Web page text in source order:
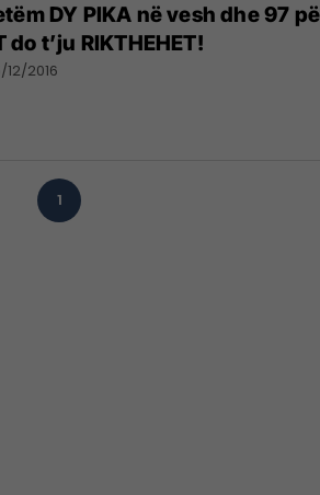
DY PIKA në vesh dhe 97
do t’ju RIKTHEHET!
12/2016
1